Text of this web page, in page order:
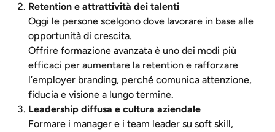
Retention e attrattività dei talenti
Oggi le persone scelgono dove lavorare in base alle
opportunità di crescita.
Offrire formazione avanzata è uno dei modi più
efficaci per aumentare la retention e rafforzare
l’employer branding, perché comunica attenzione,
fiducia e visione a lungo termine.
Leadership diffusa e cultura aziendale
Formare i manager e i team leader su soft skill,